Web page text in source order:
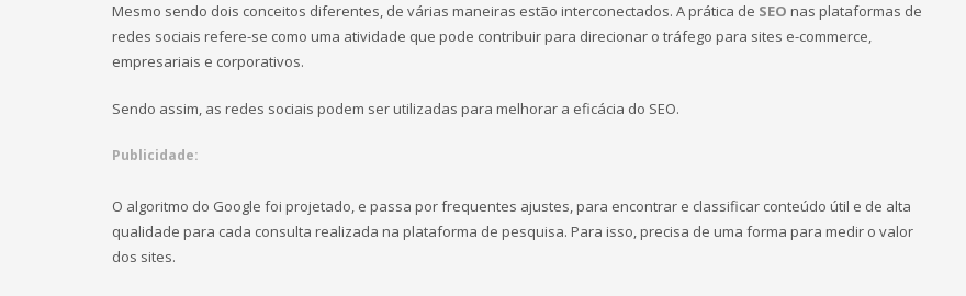
Mesmo sendo dois conceitos diferentes, de várias maneiras estão interconectados. A prática de SEO nas plataformas de
redes sociais refere-se como uma atividade que pode contribuir para direcionar o tráfego para sites e-commerce,
empresariais e corporativos.
Sendo assim, as redes sociais podem ser utilizadas para melhorar a eficácia do SEO.
Publicidade:
O algoritmo do Google foi projetado, e passa por frequentes ajustes, para encontrar e classificar conteúdo útil e de alta
qualidade para cada consulta realizada na plataforma de pesquisa. Para isso, precisa de uma forma para medir o valor
dos sites.